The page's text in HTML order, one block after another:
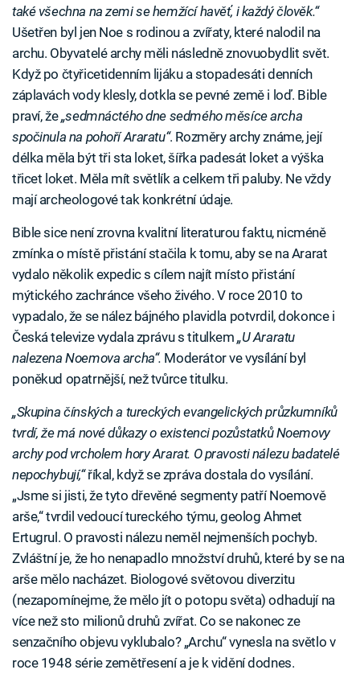
také všechna na zemi se hemžící havěť, i každý člověk.“
Ušetřen byl jen Noe s rodinou a zvířaty, které nalodil na
archu. Obyvatelé archy měli následně znovuobydlit svět.
Když po čtyřicetidenním lijáku a stopadesáti denních
záplavách vody klesly, dotkla se pevné země i loď. Bible
praví, že„sedmnáctého dne sedmého měsíce archa
spočinula na pohoří Araratu“. Rozměry archy známe, její
délka měla být tři sta loket, šířka padesát loket a výška
třicet loket. Měla mít světlík a celkem tři paluby. Ne vždy
mají archeologové tak konkrétní údaje.
Bible sice není zrovna kvalitní literaturou faktu, nicméně
zmínka o místě přistání stačila k tomu, aby se na Ararat
vydalo několik expedic s cílem najít místo přistání
mýtického zachránce všeho živého. V roce 2010 to
vypadalo, že se nález bájného plavidla potvrdil, dokonce i
Česká televize vydala zprávu s titulkem„U Araratu
nalezena Noemova archa“. Moderátor ve vysílání byl
poněkud opatrnější, než tvůrce titulku.
„Skupina čínských a tureckých evangelických průzkumníků
tvrdí, že má nové důkazy o existenci pozůstatků Noemovy
archy pod vrcholem hory Ararat. O pravosti nálezu badatelé
nepochybují,“říkal, když se zpráva dostala do vysílání.
„Jsme si jisti, že tyto dřevěné segmenty patří Noemově
arše,“ tvrdil vedoucí tureckého týmu, geolog Ahmet
Ertugrul. O pravosti nálezu neměl nejmenších pochyb.
Zvláštní je, že ho nenapadlo množství druhů, které by se na
arše mělo nacházet. Biologové světovou diverzitu
(nezapomínejme, že mělo jít o potopu světa) odhadují na
více než sto milionů druhů zvířat. Co se nakonec ze
senzačního objevu vyklubalo? „Archu“ vynesla na světlo v
roce 1948 série zemětřesení a je k vidění dodnes.